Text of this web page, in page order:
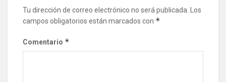
Tu dirección de correo electrónico no será publicada. Los
campos obligatorios están marcados con *
Comentario *